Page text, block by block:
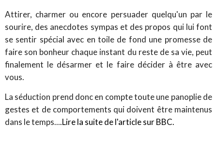
Attirer, charmer ou encore persuader quelqu'un par le
sourire, des anecdotes sympas et des propos qui lui font
se sentir spécial avec en toile de fond une promesse de
faire son bonheur chaque instant du reste de sa vie, peut
finalement le désarmer et le faire décider à être avec
vous.
La séduction prend donc en compte toute une panoplie de
gestes et de comportements qui doivent être maintenus
dans le temps....Lire la suite de l'article sur BBC.